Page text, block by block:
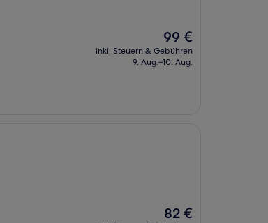
Der
Preis
beträgt
99 €
inkl. Steuern & Gebühren
9. Aug.–10. Aug.
Der
82 €